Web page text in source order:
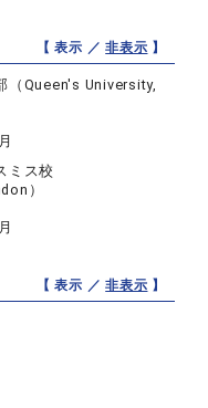
【 表示 ／非表示 】
（Queen's University,
ミス校
）
【 表示 ／非表示 】